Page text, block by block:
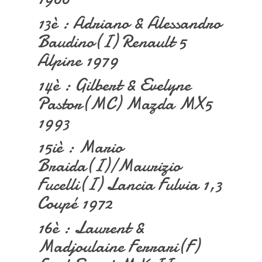
13è : Adriano & Alessandro
Baudino(I) Renault 5
Alpine 1979
14è : Gilbert & Evelyne
Pastor(MC) Mazda MX5
1993
15iè : Mario
Braida(I)/Maurizio
Fucelli(I) Lancia Fulvia 1,3
Coupé 1972
16è : Laurent &
Madjoulaine Ferrari(F)